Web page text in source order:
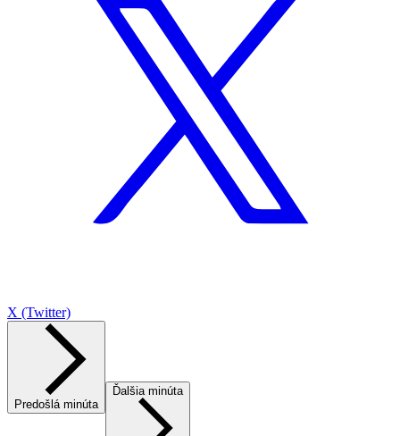
X (Twitter)
Predošlá minúta
Ďalšia minúta